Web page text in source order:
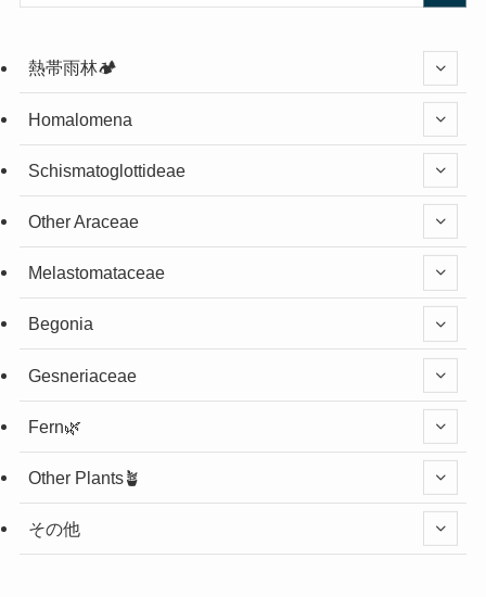
熱帯雨林🏕️
Homalomena
Schismatoglottideae
Other Araceae
Melastomataceae
Begonia
Gesneriaceae
Fern🌿
Other Plants🪴
その他